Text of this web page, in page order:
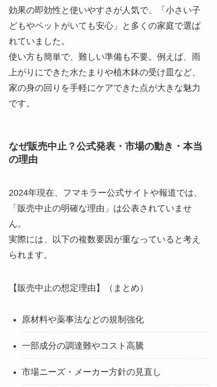
効果の即効性と使いやすさが人気で、「小さい子
どもやペットがいても安心」と多くの家庭で選ば
れていました。
使い方も簡単で、難しい準備も不要。例えば、雨
上がりにできた水たまりや植木鉢の受け皿など、
家の身の回りを手軽にケアできた点が大きな魅力
です。
なぜ販売中止？公式発表・市場の動き・本当
の理由
2024年現在、フマキラー公式サイトや報道では、
「販売中止の明確な理由」は公表されていませ
ん。
実際には、以下の複数要因が重なっていると考え
られます。
【販売中止の想定理由】（まとめ）
原材料や薬事法などの規制強化
一部成分の調達難やコスト高騰
市場ニーズ・メーカー方針の見直し